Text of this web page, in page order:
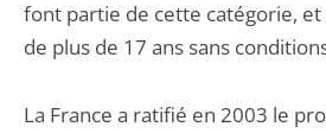
font partie de cette catégorie,
de plus de 17 ans sans
La France a ratifié en 2003 le